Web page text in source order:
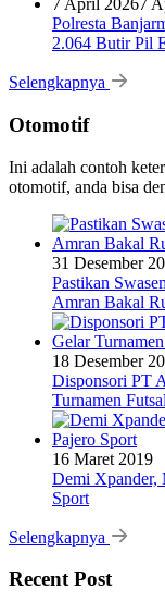
7 April 20267
Polresta
2.064 Butir Pil
Selengkapnya
Otomotif
Ini adalah contoh
otomotif, anda bisa
31 Desember
Pastikan
Amran Bakal
18 Desember
Disponsori PT
Turnamen
16 Maret 2019
Demi Xpander,
Sport
Selengkapnya
Recent Post